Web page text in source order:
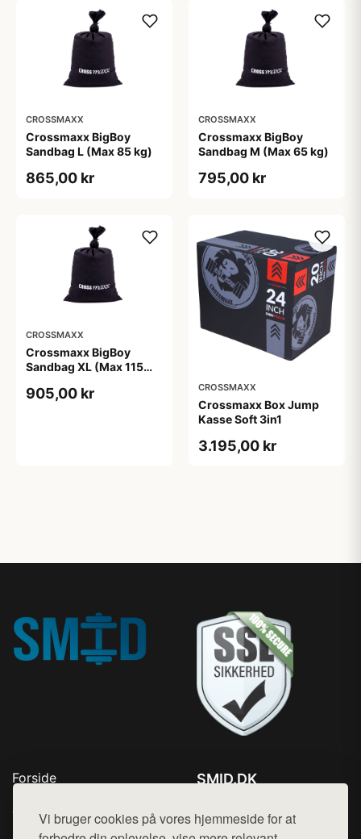
Vi bruger cookies på vores hjemmeside for at
CROSSMAXX
Crossmaxx BigBoy
Sandbag L (Max 85 kg)
865,00 kr
CROSSMAXX
Crossmaxx BigBoy
Sandbag M (Max 65 kg)
795,00 kr
CROSSMAXX
Crossmaxx BigBoy
Sandbag XL (Max 115
905,00 kr CROSSMAXX
Crossmaxx Box Jump
Kasse Soft 3in1
3.195,00 kr
Forside
Top Rabatter
Kontakt
SMID.DK
Mail: hej@want.dk